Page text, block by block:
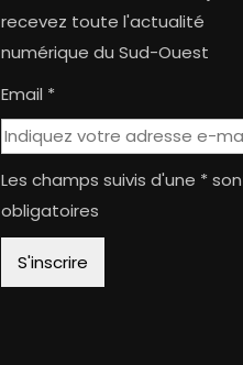
recevez toute l'actualité
numérique du Sud-Ouest
Email *
Les champs suivis d'une *
obligatoires